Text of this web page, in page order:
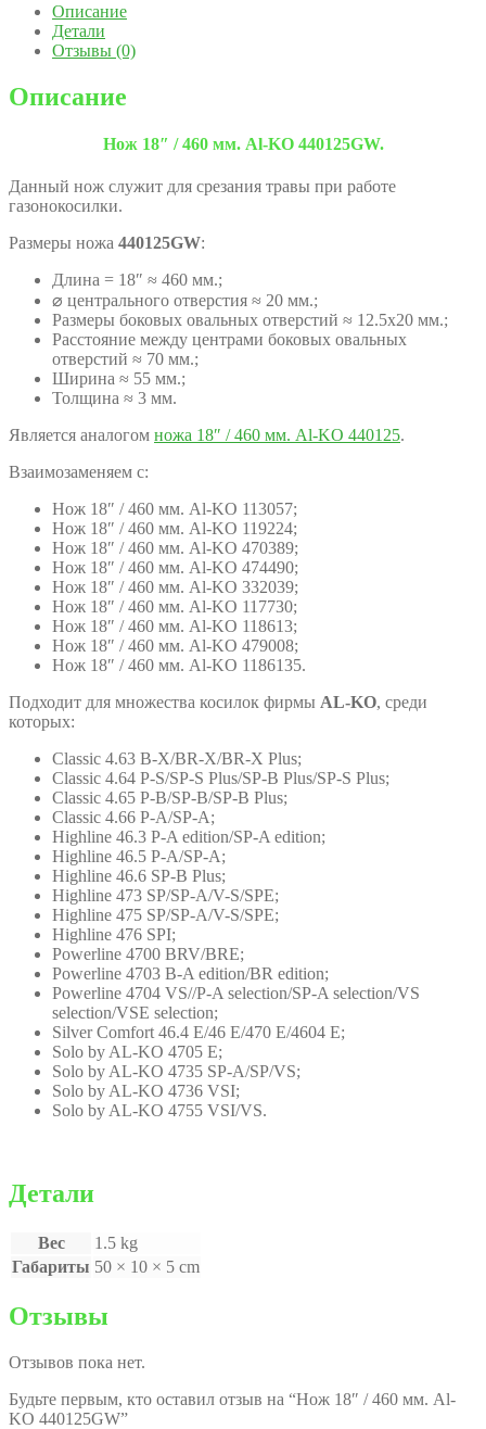
Описание
Детали
Отзывы (0)
Описание
Нож 18″ / 460 мм. Al-KO 440125GW.
Данный нож служит для срезания травы при работе
газонокосилки.
Размеры ножа 440125GW:
Длина = 18″ ≈ 460 мм.;
⌀ центрального отверстия ≈ 20 мм.;
Размеры боковых овальных отверстий ≈ 12.5х20 мм.;
Расстояние между центрами боковых овальных
отверстий ≈ 70 мм.;
Ширина ≈ 55 мм.;
Толщина ≈ 3 мм.
Является аналогом ножа 18″ / 460 мм. Al-KO 440125.
Взаимозаменяем с:
Нож 18″ / 460 мм. Al-KO 113057;
Нож 18″ / 460 мм. Al-KO 119224;
Нож 18″ / 460 мм. Al-KO 470389;
Нож 18″ / 460 мм. Al-KO 474490;
Нож 18″ / 460 мм. Al-KO 332039;
Нож 18″ / 460 мм. Al-KO 117730;
Нож 18″ / 460 мм. Al-KO 118613;
Нож 18″ / 460 мм. Al-KO 479008;
Нож 18″ / 460 мм. Al-KO 1186135.
Подходит для множества косилок фирмы AL-KO, среди
которых:
Classic 4.63 B-X/BR-X/BR-X Plus;
Classic 4.64 P-S/SP-S Plus/SP-B Plus/SP-S Plus;
Classic 4.65 P-B/SP-B/SP-B Plus;
Classic 4.66 P-A/SP-A;
Highline 46.3 P-A edition/SP-A edition;
Highline 46.5 P-A/SP-A;
Highline 46.6 SP-B Plus;
Highline 473 SP/SP-A/V-S/SPE;
Highline 475 SP/SP-A/V-S/SPE;
Highline 476 SPI;
Powerline 4700 BRV/BRE;
Powerline 4703 B-A edition/BR edition;
Powerline 4704 VS//P-A selection/SP-A selection/VS
selection/VSE selection;
Silver Comfort 46.4 E/46 E/470 E/4604 E;
Solo by AL-KO 4705 E;
Solo by AL-KO 4735 SP-A/SP/VS;
Solo by AL-KO 4736 VSI;
Solo by AL-KO 4755 VSI/VS.
Детали
Вес
1.5 kg
Габариты 50 × 10 × 5 cm
Отзывы
Отзывов пока нет.
Будьте первым, кто оставил отзыв на “Нож 18″ / 460 мм. Al-
KO 440125GW”